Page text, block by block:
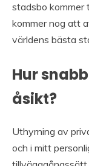
stadsbo kommer
kommer nog att
världens bästa
Hur
åsikt?
Uthyrning av
och i mitt